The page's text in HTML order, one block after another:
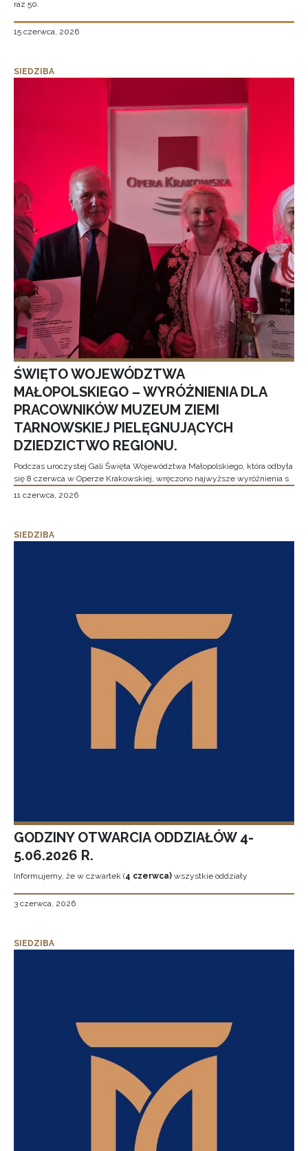
raz 50.
15 czerwca, 2026
SIEDZIBA
ŚWIĘTO WOJEWÓDZTWA
MAŁOPOLSKIEGO – WYRÓŻNIENIA DLA
PRACOWNIKÓW MUZEUM ZIEMI
TARNOWSKIEJ PIELĘGNUJĄCYCH
DZIEDZICTWO REGIONU.
Podczas uroczystej Gali Święta Województwa Małopolskiego, która odbyła
się 8 czerwca w Operze Krakowskiej, wręczono najwyższe wyróżnienia s
11 czerwca, 2026
SIEDZIBA
GODZINY OTWARCIA ODDZIAŁÓW 4-
5.06.2026 R.
Informujemy, że w czwartek (4 czerwca) wszystkie oddziały
3 czerwca, 2026
SIEDZIBA